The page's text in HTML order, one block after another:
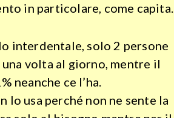
in particolare, come capita.
interdentale, solo 2 persone
volta al giorno, mentre il
neanche ce l’ha.
lo usa perché non ne sente la